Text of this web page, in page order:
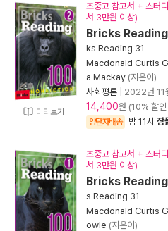
미리보기
초중고 참고서 + 스터
서 3만원 이상)
Bricks
ks Reading 31
Macdonald Curtis
a Mackay (지은이)
사회평론
2022년 11
14,400원 (10% 할
양탄자배송 밤 11시 잠
초중고 참고서 + 스터
서 3만원 이상)
Bricks
s Reading 31
Macdonald Curtis
owle (지은이)